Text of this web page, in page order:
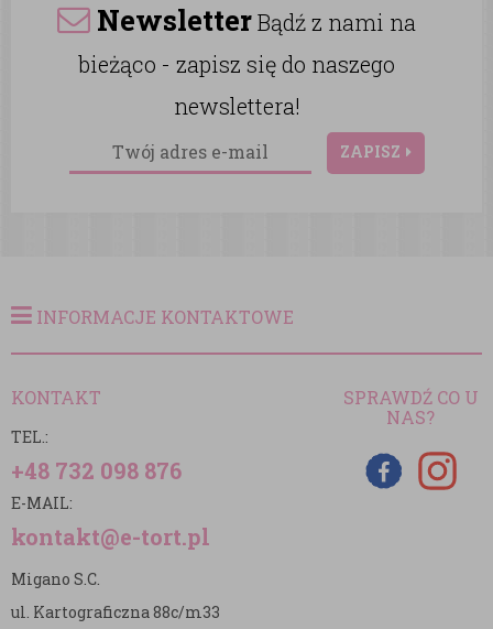
NewsletterBądź z nami na
bieżąco - zapisz się do naszego
newslettera!
ZAPISZ
INFORMACJE KONTAKTOWE
KONTAKT
TEL.:
+48 732 098 876
E-MAIL:
kontakt@e-tort.pl
Migano S.C.
ul. Kartograficzna 88c/m33
SPRAWDŹ CO U
NAS?